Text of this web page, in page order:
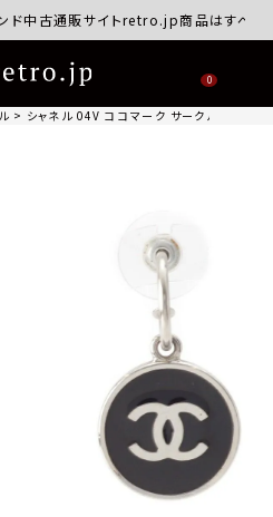
古通販サイトretro.jp商品はすべて正規
0
シャネル 04V ココマーク サークル ピアス